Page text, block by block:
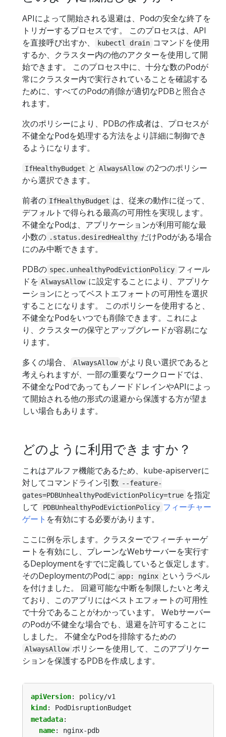
APIによって開始される退避は、Podの安全な終了を
トリガーするプロセスです。 このプロセスは、API
を直接呼び出すか、
kubectl drain コマンドを使用
するか、クラスター内の他のアクターを使用して開
始できます。 このプロセス中に、十分な数のPodが
常にクラスター内で実行されていることを確認する
ために、すべてのPodの削除が適切なPDBと照合さ
れます。
次のポリシーにより、PDBの作成者は、プロセスが
不健全なPodを処理する方法をより詳細に制御でき
るようになります。
IfHealthyBudget と AlwaysAllow の2つのポリシー
から選択できます。
前者の IfHealthyBudget は、従来の動作に従って、
デフォルトで得られる最高の可用性を実現します。
不健全なPodは、アプリケーションが利用可能な最
小数の .status.desiredHealthy だけPodがある場合
にのみ中断できます。
PDBの spec.unhealthyPodEvictionPolicy フィール
ドを AlwaysAllow に設定することにより、アプリケ
ーションにとってベストエフォートの可用性を選択
することになります。 このポリシーを使用すると、
不健全なPodをいつでも削除できます。これによ
り、クラスターの保守とアップグレードが容易にな
ります。
多くの場合、
AlwaysAllow がより良い選択であると
考えられますが、一部の重要なワークロードでは、
不健全なPodであってもノードドレインやAPIによっ
て開始される他の形式の退避から保護する方が望ま
しい場合もあります。
どのように利用できますか？
これはアルファ機能であるため、kube-apiserverに
対してコマンドライン引数 --feature-
gates=PDBUnhealthyPodEvictionPolicy=true を指定
して
PDBUnhealthyPodEvictionPolicy フィーチャー
ゲート を有効にする必要があります。
ここに例を示します。クラスターでフィーチャーゲ
ートを有効にし、プレーンなWebサーバーを実行す
るDeploymentをすでに定義していると仮定します。
そのDeploymentのPodに app: nginx というラベル
を付けました。 回避可能な中断を制限したいと考え
ており、このアプリにはベストエフォートの可用性
で十分であることがわかっています。 Webサーバー
のPodが不健全な場合でも、退避を許可することに
しました。 不健全なPodを排除するための
AlwaysAllow ポリシーを使用して、このアプリケー
ションを保護するPDBを作成します。
apiVersion:
policy/v1
kind :
PodDisruptionBudget
metadata:
name:
nginx-pdb